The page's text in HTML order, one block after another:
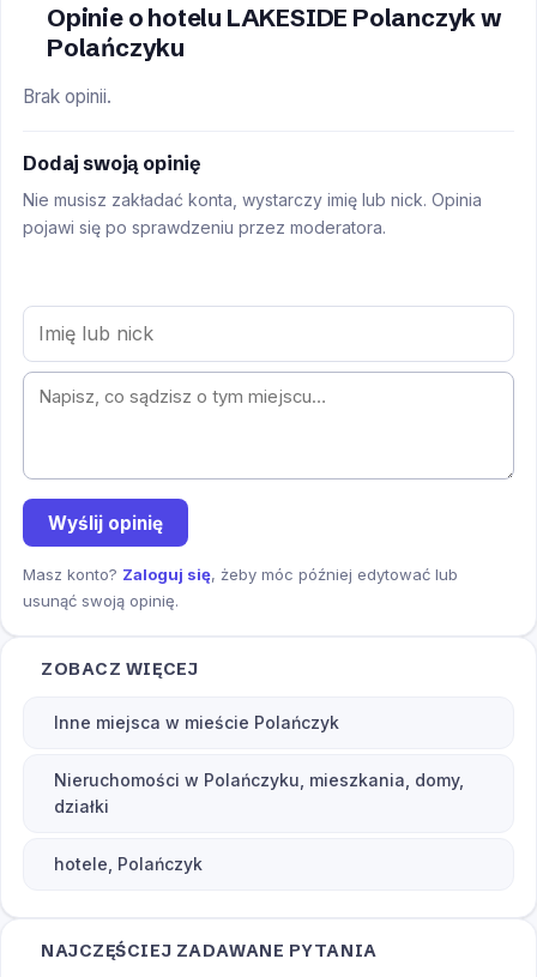
Opinie o hotelu LAKESIDE Polanczyk w
Polańczyku
Brak opinii.
Dodaj swoją opinię
Nie musisz zakładać konta, wystarczy imię lub nick. Opinia
pojawi się po sprawdzeniu przez moderatora.
Wyślij opinię
Masz konto? Zaloguj się, żeby móc później edytować lub
usunąć swoją opinię.
ZOBACZ WIĘCEJ
Inne miejsca w mieście Polańczyk
Nieruchomości w Polańczyku, mieszkania, domy,
działki
hotele, Polańczyk
NAJCZĘŚCIEJ ZADAWANE PYTANIA